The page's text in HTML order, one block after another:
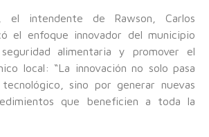
el intendente de Rawson, Carlos
el enfoque innovador del municipio
alimentaria y promover el
local: “La innovación no solo pasa
sino por generar nuevas
que beneficien a toda la